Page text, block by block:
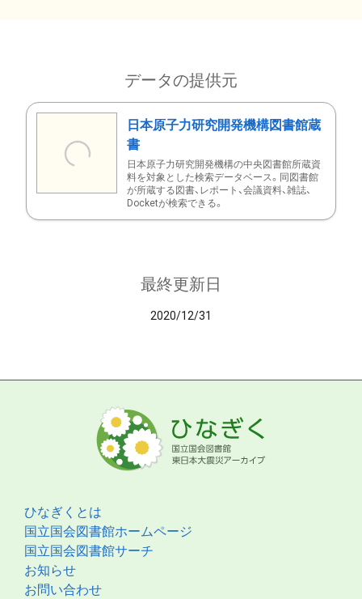
データの提供元
日本原子力研究開発機構図書館蔵
書
日本原子力研究開発機構の中央図書館所蔵資
料を対象とした検索データベース。同図書館
が所蔵する図書、レポート、会議資料、雑誌、
Docketが検索できる。
最終更新日
2020/12/31
ひなぎくとは
国立国会図書館ホームページ
国立国会図書館サーチ
お知らせ
お問い合わせ